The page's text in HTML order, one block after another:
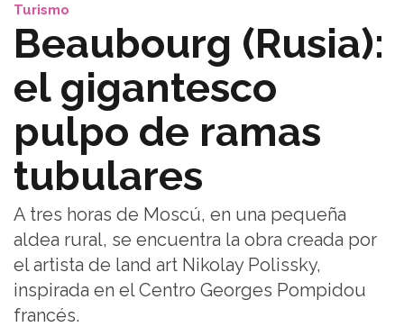
Turismo
Beaubourg (Rusia):
el gigantesco
pulpo de ramas
tubulares
A tres horas de Moscú, en una pequeña
aldea rural, se encuentra la obra creada por
el artista de land art Nikolay Polissky,
inspirada en el Centro Georges Pompidou
francés.